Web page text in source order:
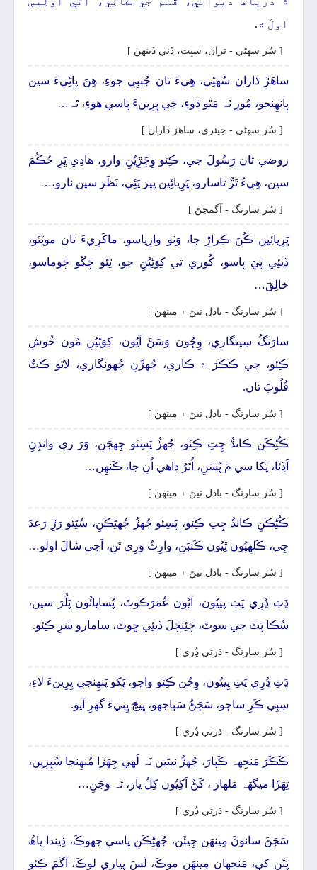
اولَ ۾.
[ سُر سھڻي - تران، سڀت، ڏٺي ڏينھن ]
ساھَڙَ ڌاران سُهڻِي، ھِيءَ تان جُنبِي جوءِ، ھِنَ پاڻِيءَ سين
پانھِنجو، مُورِ نَہ مَٿو ڌوءِ، جَي پِرِينءَ پاسي ھوءِ، تَہ…
[ سُر سھڻي - جيئري، ساھڙ ڌاران ]
روضي تان رَسُولَ جي، ڪِئو وِڄَڙِيُنِ وارو، ھادِي ڀَرِ حُڪُمَ
سين، ھِيءُ تَڙُ تاسارو، ڀَرِيائِين ڀيرَ پَئِي، نَظَرَ سين نارو،…
[ سُر سارنگ - آگمجڻ ]
ڀَرِيائِين ڪُنَ ڪِراڙِ جا، وَٺو وارِياسو، ماکَرِيءَ تان موٽِئو،
ڏيئِي پَيَ پاسو، کُوري تي کِوَڻِيُنِ جو، ٿِئو چَڱو چَوماسو،
خالِقَ…
[ سُر سارنگ - بادل نيڻ ۽ مينھن ]
سارَنگُ سِينگاري، وِڄُون وَسَڻَ آيُون، کِوَڻِيُنِ مُون خُوشِ
ڪِئو، جي ڪَڪَرَ ۾ ڪاري، جُهڙَنِ جُهونگاري، لاٿو ڪَٽُ
قُلُوبَ تان.
[ سُر سارنگ - بادل نيڻ ۽ مينھن ]
ڪُڻِڪَن ڪانڌُ چِتِ ڪِئو، جُهڙُ پَسِئو جِهڄَنِ، وَرَ ري وانڊِنِ
اَڏِئا، پَکا سي مَ پُسَنِ، اُتَرُ ڊاھي اُنِ جا، ڪَنھِن…
[ سُر سارنگ - بادل نيڻ ۽ مينھن ]
ڪُڻِڪَنِ ڪانڌُ چِتِ ڪِئو، پَسِئو جُهڙُ جُهڻِڪَنِ، سُڻِئو رَڙِ رَعدَ
جِي، ڪَلهِيُون ٿِيُون ڪَنبَنِ، وارِثُ وَرِي تَنِ، اَچي شالَ اولو…
[ سُر سارنگ - بادل نيڻ ۽ مينھن ]
ڍَٽِ ڍُرِي پَٽِ پييُون، آيُون عُمَرَڪوٽَ، پُسايائُون پَلُرَ سين،
سُڪا پَٽَ جي سوٽَ، چَئِنچَلَ ڏيئِي ڇوٽَ، سامارو سَرِ ڪِئو.
[ سُر سارنگ - ڌرتي ڍُري ]
ڍَٽِ ڍُرِي پَٽِ پِييُون، وِڄُن ڪِئو واڄو، پَکو پَنھِنجي پِرِينءَ لاءِ،
سِبِي ڪَرِ ساڄو، سَڄَڻُ سَٻاجهو، ڀيڄَ ڀِنِيءَ گهَرِ آيو.
[ سُر سارنگ - ڌرتي ڍُري ]
ڪَڪَرَ مَنجِهہ ڪَپارَ، جُهڙُ نيڻين نَہ لَھي جِھَڙا مُنھِنجا سُپِرِين،
تِھَڙا ميگهَہ مَلهارَ ، کَڻُ اَکِيُون کِلُ يارَ، تَہ وَڃَنِ…
[ سُر سارنگ - ڌرتي ڍُري ]
سَڄَڻَ سانوَڻَ مِينھَن جِيئَن، جُهڻِڪَنِ پاسي جهوڪَ، ڏِيندا پاھُ
پَٽَنِ کي، مَنجهان مِينھَنِ موڪَ، لَسَ پِياري لوڪَ، آگَمَ ڪِئو